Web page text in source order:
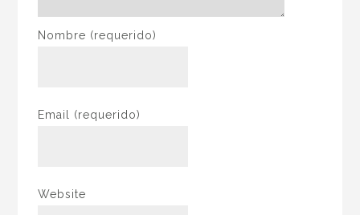
Nombre (requerido)
Email (requerido)
Website